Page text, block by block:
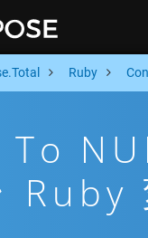
Ruby
To
Ruby